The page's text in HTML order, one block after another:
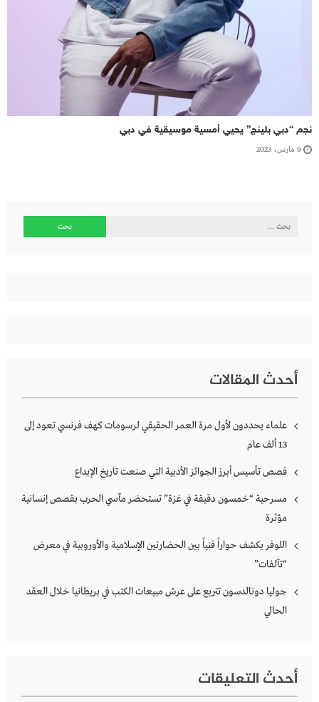
نجم “دبي بلينج” يحيي أمسية موسيقية في دبي
9 مارس، 2023
البحث
أحدث المقالات
علماء يحددون لأول مرة العمر الحقيقي لرسومات كهف فرنسي تعود إلى
13 ألف عام
قصص تأسيس أبرز الجوائز الأدبية التي صنعت تاريخ الإبداع
مسرحية “خمسون دقيقة في غزة” تستحضر مآسي الحرب بقصص إنسانية
مؤثرة
اللوفر يكشف حواراً فنياً بين الحضارتين الإسلامية والأوروبية في معرض
“تآلفات”
جوليا دونالدسون تتربع على عرش مبيعات الكتب في بريطانيا خلال العقد
الحالي
أحدث التعليقات